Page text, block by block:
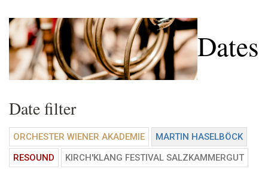
Dates
Date filter
ORCHESTER WIENER AKADEMIE
MARTIN HASELBÖCK
RESOUND
KIRCH'KLANG FESTIVAL SALZKAMMERGUT